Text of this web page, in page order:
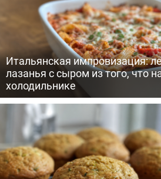
Итальянская импровизация:
лазанья с сыром из того, что
холодильнике